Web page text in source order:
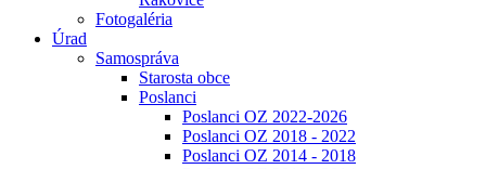
Fotogaléria
Úrad
Samospráva
Starosta obce
Poslanci
Poslanci OZ 2022-2026
Poslanci OZ 2018 - 2022
Poslanci OZ 2014 - 2018